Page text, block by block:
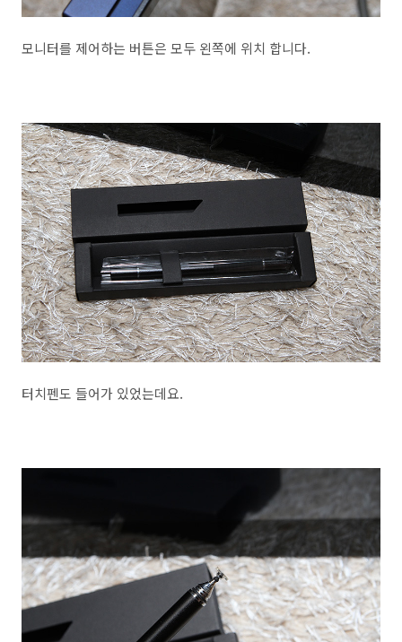
모니터를 제어하는 버튼은 모두 왼쪽에 위치 합니다.
터치펜도 들어가 있었는데요.